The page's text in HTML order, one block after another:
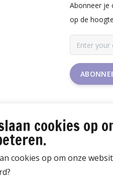
Abonneer je
op de
cookies op
cookies op om onze